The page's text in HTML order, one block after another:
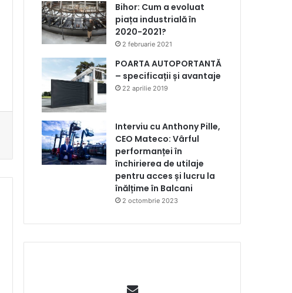
Bihor: Cum a evoluat
piața industrială în
2020-2021?
2 februarie 2021
POARTA AUTOPORTANTĂ
– specificații și avantaje
22 aprilie 2019
Interviu cu Anthony Pille,
CEO Mateco: Vârful
performanței în
închirierea de utilaje
pentru acces și lucru la
înălțime în Balcani
2 octombrie 2023